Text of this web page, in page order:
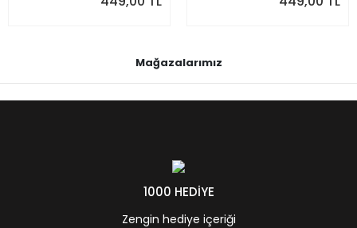
Mağazalarımız
1000 HEDİYE
Zengin hediye içeriği